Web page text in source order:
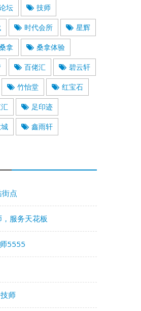
坛 技师
时代会所 星辉
拿 桑拿体验
百佬汇 碧云轩
竹怡堂 红宝石
足印迹
鑫雨轩
点
服务天花板
5555
师